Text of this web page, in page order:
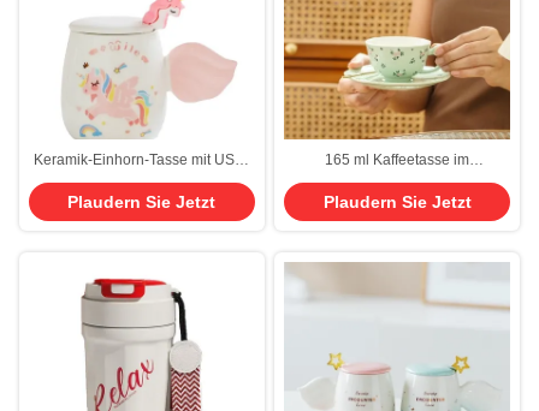
Keramik-Einhorn-Tasse mit USB-
Heizsockel 300ml
Plaudern Sie Jetzt
165 ml Kaffeetasse im
europäischen Stil mit Löffel und
Teller
Plaudern Sie Jetzt